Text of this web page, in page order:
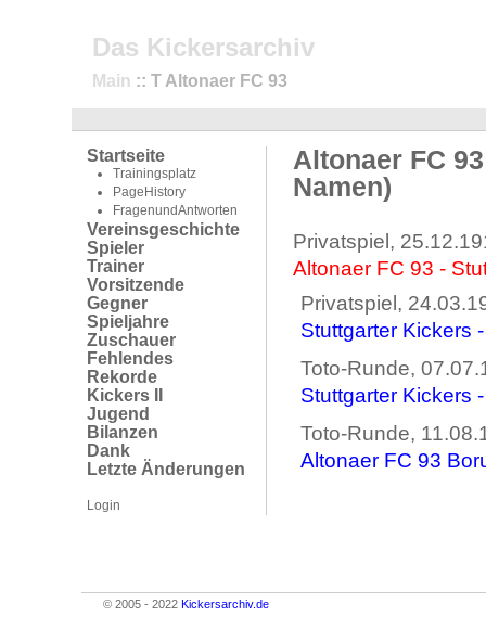
Das Kickersarchiv
Main :: T Altonaer FC 93
Startseite
Trainingsplatz
PageHistory
FragenundAntworten
Vereinsgeschichte
Spieler
Trainer
Vorsitzende
Gegner
Spieljahre
Zuschauer
Fehlendes
Rekorde
Kickers II
Jugend
Bilanzen
Dank
Letzte Änderungen
Login
Altonaer FC
Namen)
Privatspiel,
Altonaer FC 93 -
Privatspiel,
Stuttgarter Kickers
Toto-Runde,
Stuttgarter Kickers
Toto-Runde,
Altonaer FC 93
© 2005 - 2022 Kickersarchiv.de